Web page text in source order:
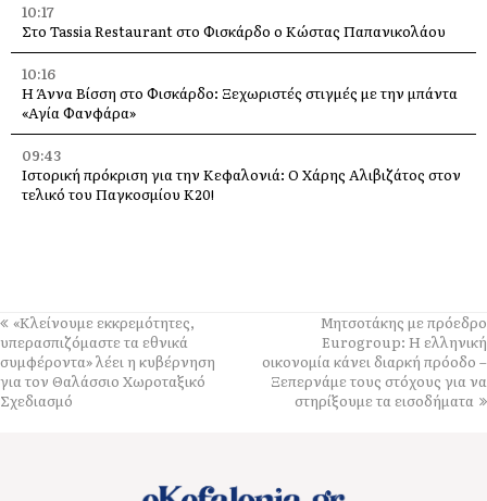
10:17
Στο Tassia Restaurant στο Φισκάρδο ο Κώστας Παπανικολάου
10:16
Η Άννα Βίσση στο Φισκάρδο: Ξεχωριστές στιγμές με την μπάντα
«Αγία Φανφάρα»
09:43
Ιστορική πρόκριση για την Κεφαλονιά: Ο Χάρης Αλιβιζάτος στον
τελικό του Παγκοσμίου Κ20!
09:13
Περιοδεία του Νίκου Καραθανασόπουλου στις πυρόπληκτες
περιοχές του Ελειού – Πρόννων
09:09
«Κλείνουμε εκκρεμότητες,
υπερασπιζόμαστε τα εθνικά
συμφέροντα» λέει η κυβέρνηση
για τον Θαλάσσιο Χωροταξικό
Σχεδιασμό
Μητσοτάκης με πρόεδρο
Eurogroup: Η ελληνική
οικονομία κάνει διαρκή πρόοδο –
Ξεπερνάμε τους στόχους για να
στηρίξουμε τα εισοδήματα